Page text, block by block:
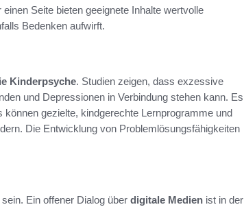
Seite bieten geeignete Inhalte wertvolle
Bedenken aufwirft.
Kinderpsyche. Studien zeigen, dass exzessive
und Depressionen in Verbindung stehen kann. Es
gezielte, kindgerechte Lernprogramme und
Die Entwicklung von Problemlösungsfähigkeiten
Ein offener Dialog über digitale Medien ist in der